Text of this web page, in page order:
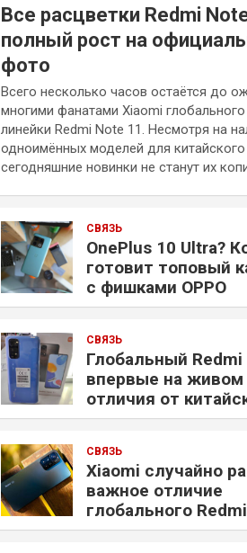
Все расцветки Redmi
полный рост на
фото
Всего несколько часов остаётся до
многими фанатами Xiaomi глобального
линейки Redmi Note 11. Несмотря на
одноимённых моделей для
сегодняшние новинки не станут их
СВЯЗЬ
OnePlus 10 Ultra?
готовит топовый
с фишками OPPO
СВЯЗЬ
Глобальный Redmi
впервые на живом
отличия от
СВЯЗЬ
Xiaomi случайно
важное отличие
глобального